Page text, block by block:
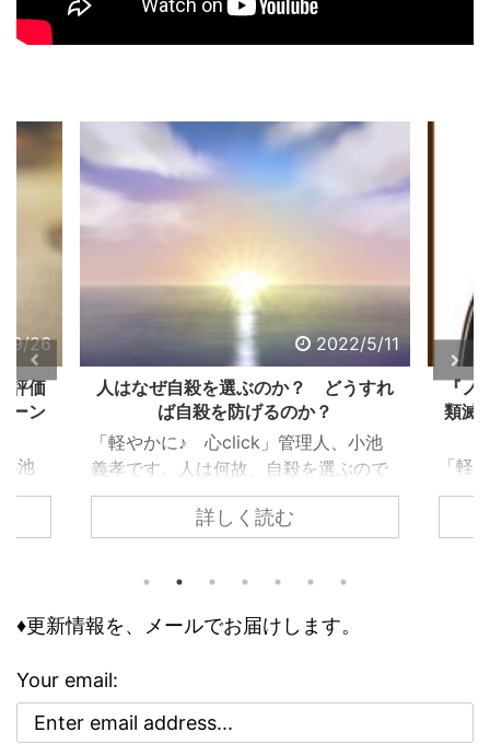
9/26
評価
ーン
池
き
評
分
自
回
2022/5/11
人はなぜ自殺を選ぶのか？ どうすれ
ば自殺を防げるのか？
「軽やかに♪ 心click」管理人、小池
義孝です。人は何故、自殺を選ぶので
しょうか？ 自殺するまで追い込まれ
ない為には、どうすれば良いのでしょ
が、共通するのは精神トーンの問題で
に取り組む前に、基本の大枠として知
クが高まる３つの精神状態 人は、ど
ういう時に自殺に至るのか？ その精
神状態を詳しく知っておくのは、周囲
詳しく読む
『ノ
類滅
「軽
義孝
て、
亡シナ
♦更新情報を、メールでお届けします。
Your email: